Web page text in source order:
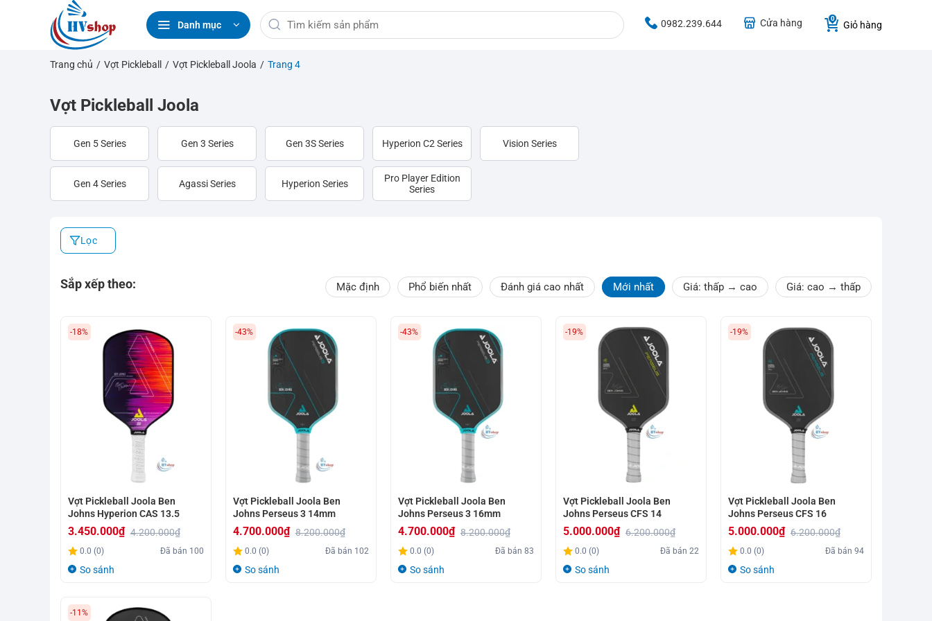
Danh mục
Tìm
kiếm:
0982.239.644 Cửa hàng Giỏ hàng
Trang chủ / Vợt Pickleball / Vợt Pickleball Joola / Trang 4
Vợt Pickleball Joola
Gen 5 Series
Gen 4 Series
Gen 3 Series
Agassi Series
Gen 3S Series
Hyperion Series
Hyperion C2 Series
Pro Player Edition
Series
Vision Series
Lọc
Sắp xếp theo: Mặc định Phổ biến nhất Đánh giá cao nhất Mới nhất Giá: thấp → cao Giá: cao → thấp
-18%
Vợt Pickleball Joola Ben
Johns Hyperion CAS 13.5
4.200.000₫
Giá
gốc
3.450.000₫
Giá
hiện
3.450.000₫.
0.0 (0) Đã bán 100
So sánh
-43%
Vợt Pickleball Joola Ben
Johns Perseus 3 14mm
8.200.000₫
Giá
gốc
4.700.000₫
Giá
hiện
0.0 (0) Đã bán 102
So sánh
-43%
Vợt Pickleball Joola Ben
Johns Perseus 3 16mm
8.200.000₫
Giá
gốc
4.700.000₫
Giá
hiện
0.0 (0) Đã bán83
So sánh
-19%
Vợt Pickleball Joola Ben
Johns Perseus CFS 14
6.200.000₫
Giá
gốc
5.000.000₫
Giá
hiện
0.0 (0) Đã bán22
So sánh
-19%
Vợt Pickleball Joola Ben
Johns Perseus CFS 16
6.200.000₫
Giá
gốc
5.000.000₫
Giá
hiện
0.0 (0) Đã bán94
So sánh
-11%